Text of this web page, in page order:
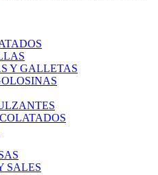
Y GALLETAS
SALES